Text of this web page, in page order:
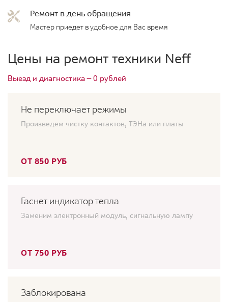
Ремонт в день обращения
Мастер приедет в удобное для Вас время
Цены на ремонт техники Neff
Выезд и диагностика — 0 рублей
Не переключает режимы
Произведем чистку контактов, ТЭНа или платы
ОТ 850 РУБ
Гаснет индикатор тепла
Заменим электронный модуль, сигнальную лампу
ОТ 750 РУБ
Заблокирована